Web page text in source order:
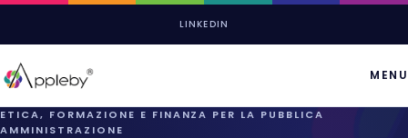
LINKEDIN
MENU
ETICA, FORMAZIONE E FINANZA PER LA PUBBLICA
AMMINISTRAZIONE